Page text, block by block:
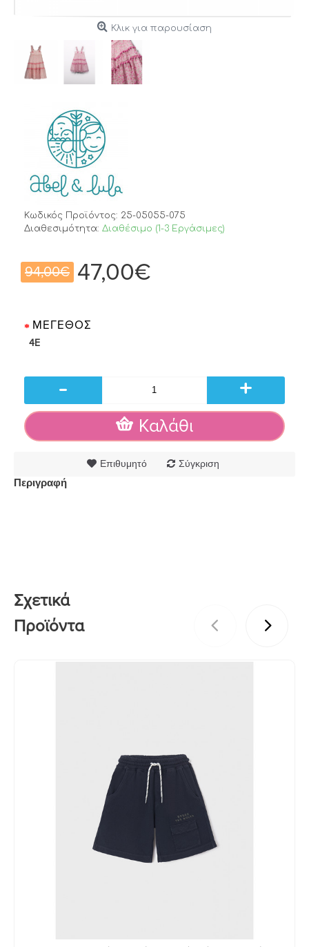
Κλικ για παρουσίαση
Κωδικός Προϊόντος: 25-05055-075
Διαθεσιμότητα: Διαθέσιμο (1-3 Εργάσιμες)
94,00€ 47,00€
ΜΈΓΕΘΟΣ
4E
- +
Καλάθι
Επιθυμητό Σύγκριση
Περιγραφή
Σχετικά
Προϊόντα